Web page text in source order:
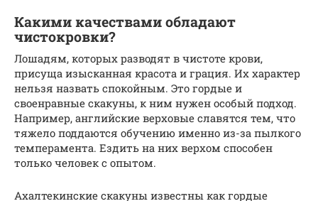
Какими качествами обладают
чистокровки?
Лошадям, которых разводят в чистоте крови,
присуща изысканная красота и грация. Их характер
нельзя назвать спокойным. Это гордые и
своенравные скакуны, к ним нужен особый подход.
Например, английские верховые славятся тем, что
тяжело поддаются обучению именно из-за пылкого
темперамента. Ездить на них верхом способен
только человек с опытом.
Ахалтекинские скакуны известны как гордые